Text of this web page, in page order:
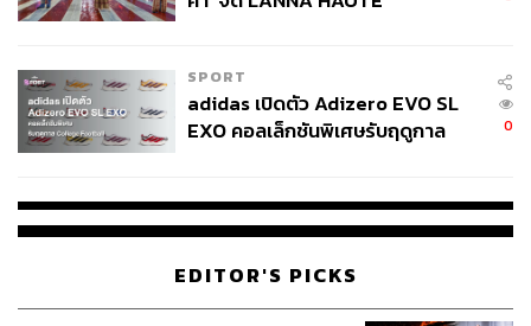
SPORT
adidas เปิดตัว Adizero EVO SL
EXO คอลเล็กชันพิเศษรับฤดูกาล
0
EDITOR'S PICKS